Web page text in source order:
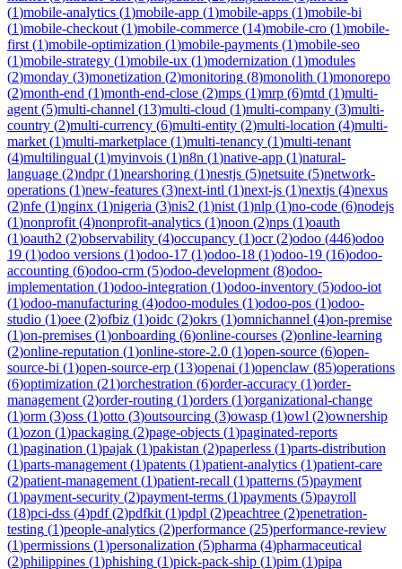
(1)mobile-analytics (1)mobile-app (1)mobile-apps (1)mobile-bi
(1)mobile-checkout (1)mobile-commerce (14)mobile-cro (1)mobile-
first (1)mobile-optimization (1)mobile-payments (1)mobile-seo
(1)mobile-strategy (1)mobile-ux (1)modernization (1)modules
(2)monday (3)monetization (2)monitoring (8)monolith (1)monorepo
(2)month-end (1)month-end-close (2)mps (1)mrp (6)mtd (1)multi-
agent (5)multi-channel (13)multi-cloud (1)multi-company (3)multi-
country (2)multi-currency (6)multi-entity (2)multi-location (4)multi-
market (1)multi-marketplace (1)multi-tenancy (1)multi-tenant
(4)multilingual (1)myinvois (1)n8n (1)native-app (1)natural-
language (2)ndpr(1)nearshoring (1)nestjs (5)netsuite (5)network-
operations (1)new-features (3)next-intl (1)next-js (1)nextjs (4)nexus
(2)nfe (1)nginx (1)nigeria (3)nis2 (1)nist (1)nlp (1)no-code (6)nodejs
(1)nonprofit (4)nonprofit-analytics (1)noon (2)nps (1)oauth
(1)oauth2 (2)observability (4)occupancy (1)ocr(2)odoo (446)odoo
19 (1)odoo versions (1)odoo-17 (1)odoo-18 (1)odoo-19 (16)odoo-
accounting (6)odoo-crm (5)odoo-development (8)odoo-
implementation (1)odoo-integration (1)odoo-inventory (5)odoo-iot
(1)odoo-manufacturing (4)odoo-modules (1)odoo-pos (1)odoo-
studio (1)oee (2)ofbiz (1)oidc (2)okrs (1)omnichannel (4)on-premise
(1)on-premises (1)onboarding (6)online-courses (2)online-learning
(2)online-reputation (1)online-store-2.0 (1)open-source (6)open-
source-bi (1)open-source-erp (13)openai (1)openclaw (85)operations
(6)optimization (21)orchestration (6)order-accuracy (1)order-
management (2)order-routing (1)orders (1)organizational-change
(1)orm (3)oss (1)otto (3)outsourcing (3)owasp (1)owl (2)ownership
(1)ozon (1)packaging (2)page-objects (1)paginated-reports
(1)pagination (1)pajak (1)pakistan (2)paperless (1)parts-distribution
(1)parts-management (1)patents (1)patient-analytics (1)patient-care
(2)patient-management (1)patient-recall (1)patterns (5)payment
(1)payment-security (2)payment-terms (1)payments (5)payroll
(18)pci-dss (4)pdf(2)pdfkit (1)pdpl (2)peachtree (2)penetration-
testing (1)people-analytics (2)performance (25)performance-review
(1)permissions (1)personalization (5)pharma (4)pharmaceutical
(2)philippines (1)phishing (1)pick-pack-ship (1)pim (1)pipa